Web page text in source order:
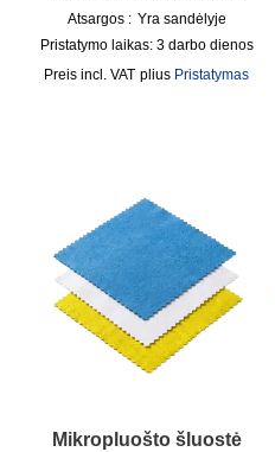
Atsargos : Yra sandėlyje
Pristatymo laikas: 3 darbo dienos
incl. VAT plius Pristatymas
Mikropluošto šluostė